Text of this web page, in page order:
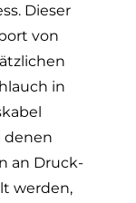
Dieser
von
in
denen
an Druck-
werden,